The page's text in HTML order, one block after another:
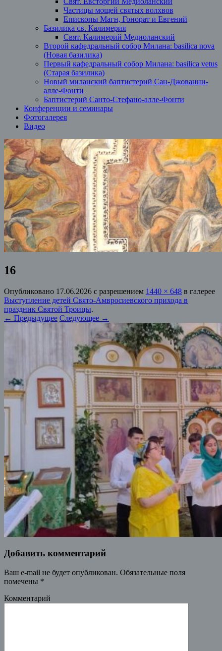
Частицы мощей святых волхвов
Епископы Магн, Гонорат и Евгений
Базилика св. Калимерия
Свят. Калимерий Медиоланский
Второй кафедральный собор Милана: basilica nova
(Новая базилика)
Первый кафедральный собор Милана: basilica vetus
(Старая базилика)
Новый миланский баптистерий Сан-Джованни-
алле-Фонти
Баптистерий Санто-Стефано-алле-Фонти
Конференции и семинары
Фотогалерея
Видео
16
Опубликовано 17.06.2026 с разрешением 1440 × 648 в галерее
Выступление детей Свято-Амвросиевского прихода в
праздник Святой Троицы.
← Предыдущее Следующее →
Добавить комментарий
Ваш e-mail не будет опубликован. Обязательные поля
помечены *
Комментарий